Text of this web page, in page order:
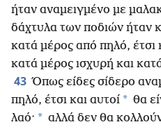
ήταν αναμειγμένο με
δάχτυλα των ποδιών ήταν
κατά μέρος από πηλό, έτσι
κατά μέρος ισχυρή και
43 Όπως είδες σίδερο
πηλό, έτσι και αυτοί * θα
λαό· * αλλά δεν θα